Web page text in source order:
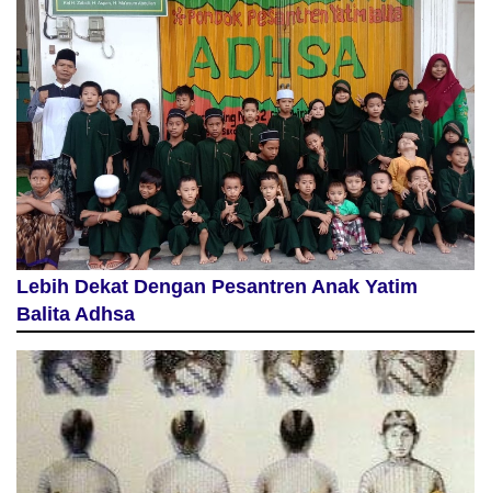
Lebih Dekat Dengan Pesantren Anak Yatim
Balita Adhsa